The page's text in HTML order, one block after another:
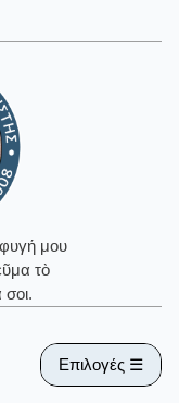
μου
τὸ
σοι.
Επιλογές ☰